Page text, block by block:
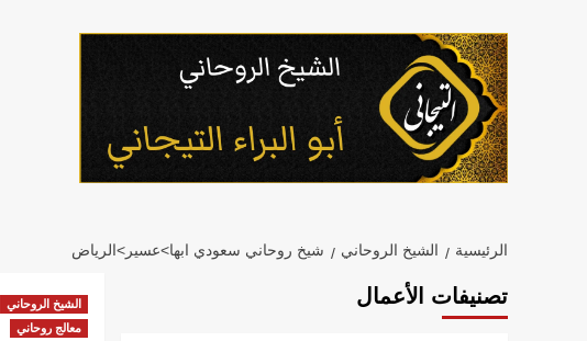
الرئيسية الشيخ الروحاني شيخ روحاني سعودي ابها>عسير>الرياض
الشيخ الروحاني
معالج روحاني
تصنيفات الأعمال